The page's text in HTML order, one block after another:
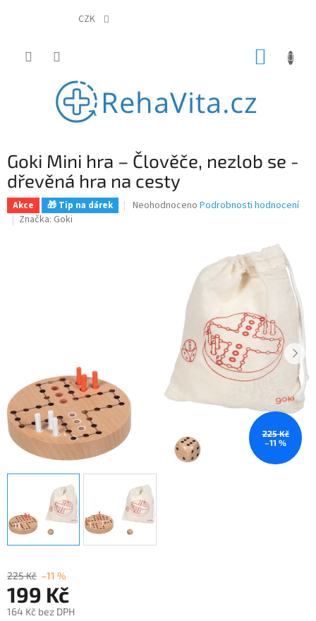
CZK
Goki Mini hra – Člověče, nezlob se -
dřevěná hra na cesty
Akce 🎁 Tip na dárek
Průměrné
Neohodnoceno Podrobnosti hodnocení
Značka: Goki
225 Kč
–11 %
225 Kč –11 %
199 Kč
164 Kč bez DPH